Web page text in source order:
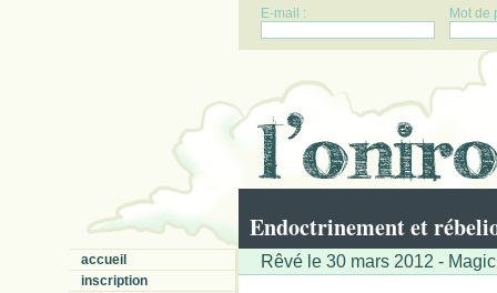
E-mail : Mot de
Endoctrinement et
accueil
inscription
Rêvé le 30 mars 2012 -